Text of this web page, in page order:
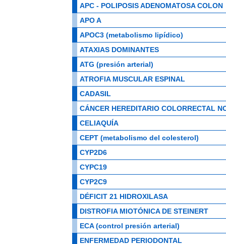
APC - POLIPOSIS ADENOMATOSA COLON
APO A
APOC3 (metabolismo lipídico)
ATAXIAS DOMINANTES
ATG (presión arterial)
ATROFIA MUSCULAR ESPINAL
CADASIL
CÁNCER HEREDITARIO COLORRECTAL
CELIAQUÍA
CEPT (metabolismo del colesterol)
CYP2D6
CYPC19
CYP2C9
DÉFICIT 21 HIDROXILASA
DISTROFIA MIOTÓNICA DE STEINERT
ECA (control presión arterial)
ENFERMEDAD PERIODONTAL